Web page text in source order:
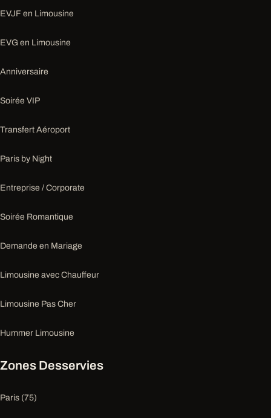
EVJF en Limousine
EVG en Limousine
Anniversaire
Soirée VIP
Transfert Aéroport
Paris by Night
Entreprise / Corporate
Soirée Romantique
Demande en Mariage
Limousine avec Chauffeur
Limousine Pas Cher
Hummer Limousine
Zones Desservies
Paris (75)